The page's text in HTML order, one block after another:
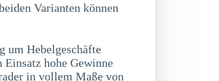
um Hebelgeschäfte
hohe Gewinne
in vollem Maße von